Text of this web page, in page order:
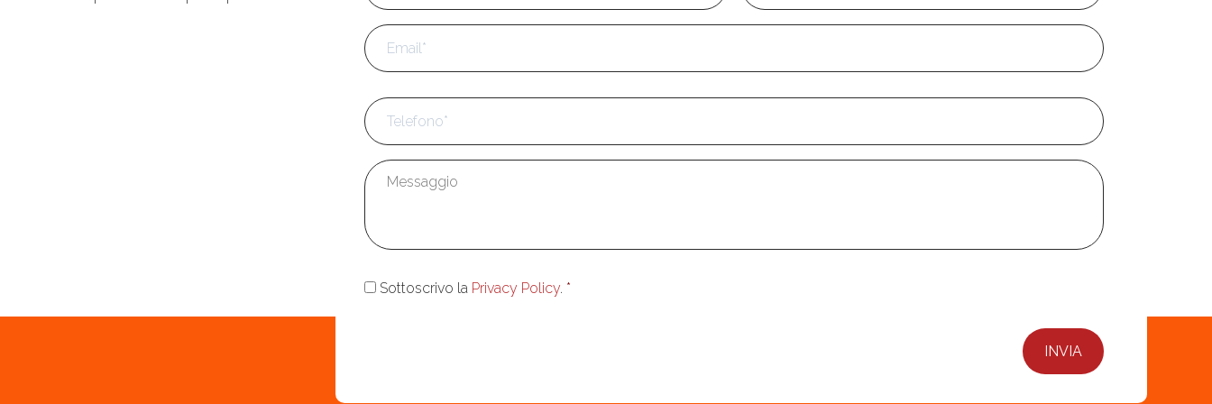
Email
Telefono *
Messaggio
Consenso
Sottoscrivo la Privacy Policy. *